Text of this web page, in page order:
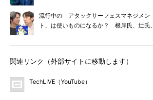
流行中の「アタックサーフェスマネジメン
ト」は使いものになるか？ 根岸氏、辻氏、
関連リンク（外部サイトに移動します）
TechLIVE（YouTube）